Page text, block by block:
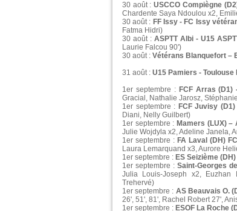
30 août :USCCO Compiègne
Chardente Saya Ndoulou x2,
30 août : FF Issy - FC Issy
Fatma Hidri)
30 août : ASPTT Albi - U15
Laurie Falcou 90')
30 août : Vétérans Blanquefort –
31 août : U15 Pamiers - Toulouse
1er septembre : FCF Arras (D1)
Gracial, Nathalie Jarosz,
1er septembre : FCF Juvisy
Diani, Nelly Guilbert)
1er septembre : Mamers (LUX) –
Julie Wojdyla x2, Adeline Janela,
1er septembre : FA Laval (DH)
Laura Lemarquand x3, Aurore
1er septembre : ES Seizième
1er septembre : Saint-Georges
Julia Louis-Joseph x2, Euzhan
Trehervé)
1er septembre : AS Beauvais O.
26', 51', 81', Rachel Robert 27',
1er septembre : ESOF La Roche